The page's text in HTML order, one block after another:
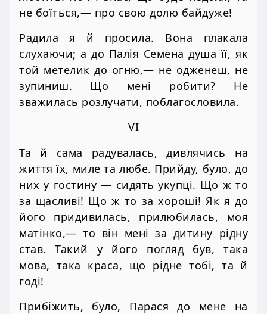
не боїться,— про свою долю байдуже!
Радила я й просила. Вона плакала
слухаючи; а до Палія Семена душа її, як
той метелик до огню,— не одженеш, не
зупиниш. Що мені робити? Не
зважилась розлучати, поблагословила.
VI
Та й сама радувалась, дивлячись на
життя їх, миле та любе. Прийду, було, до
них у гостину — сидять укупці. Що ж то
за щасливі! Що ж то за хороші! Як я до
його придивилась, прилюбилась, моя
матінко,— то він мені за дитину рідну
став. Такий у його погляд був, така
мова, така краса, що рідне тобі, та й
годі!
Прибіжить, було, Парася до мене на